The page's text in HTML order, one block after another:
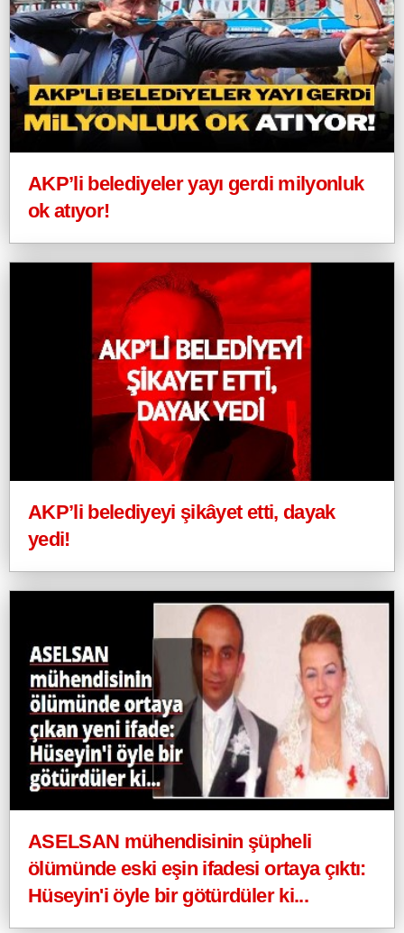
AKP’li belediyeler yayı gerdi milyonluk
ok atıyor!
AKP’li belediyeyi şikâyet etti, dayak
yedi!
ASELSAN mühendisinin şüpheli
ölümünde eski eşin ifadesi ortaya çıktı:
Hüseyin'i öyle bir götürdüler ki...